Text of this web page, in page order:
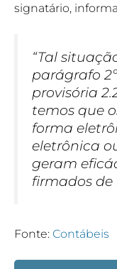
signatário,
“Tal
parágrafo
provisória
temos que
forma
eletrônica
geram
firmados de
Fonte: Contábeis